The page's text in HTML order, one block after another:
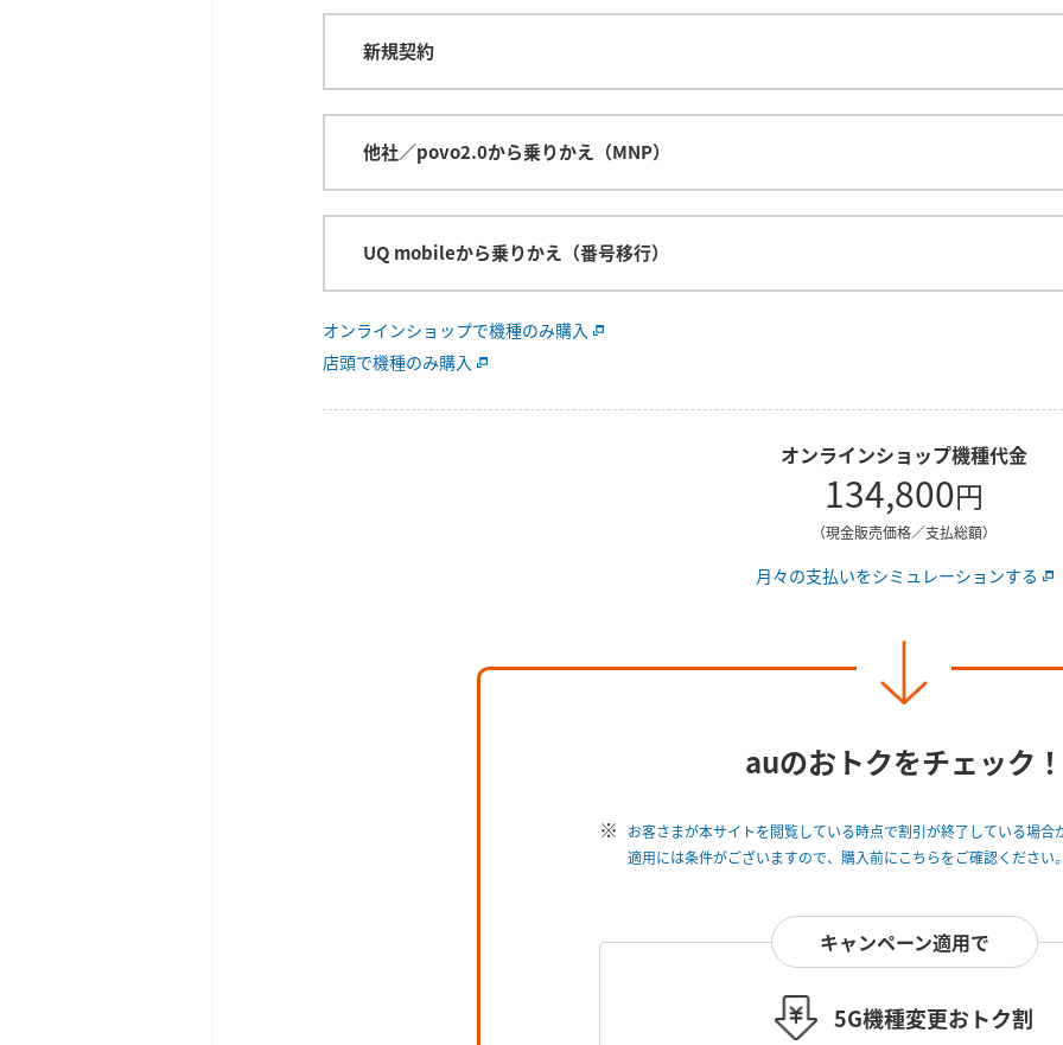
新規契約
他社／povo2.0から乗りかえ（MNP）
UQ mobileから乗りかえ（番号移行）
オンラインショップで機種のみ購入
店頭で機種のみ購入
オンラインショップ機種代金
134,800円
（現金販売価格／支払総額）
月々の支払いをシミュレーションする
auのおトクをチェック！
お客さまが本サイトを閲覧している時点で割引が終了している場合
適用には条件がございますので、購入前にこちらをご確認ください
キャンペーン適用で
5G機種変更おトク割